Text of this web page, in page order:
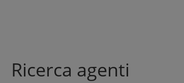
Ricerca agenti